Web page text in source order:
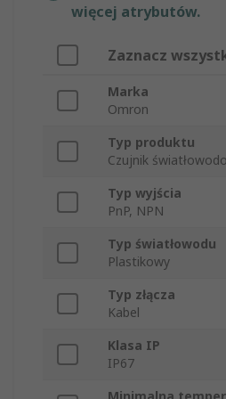
więcej atrybutów.
Zaznacz
Marka
Omron
Typ produktu
Czujnik
Typ wyjścia
PnP, NPN
Typ światłowodu
Plastikowy
Typ złącza
Kabel
Klasa IP
IP67